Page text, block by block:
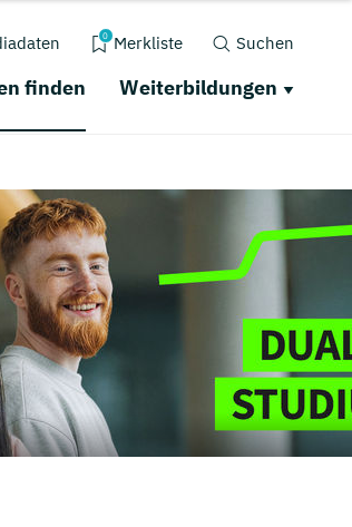
0 Merkliste Suchen
finden Weiterbildungen